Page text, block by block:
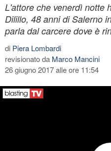
L'attore che venerdì notte
Dilillo, 48 anni di Salerno
parla dal carcere dove è
di Piera Lombardi
revisionato da Marco Mancini
26 giugno 2017 alle ore 11:54